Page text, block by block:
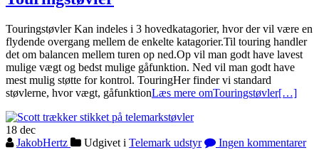
Touringstøvler Kan indeles i 3 hovedkatagorier, hvor der vil være en
flydende overgang mellem de enkelte katagorier.Til touring handler
det om balancen mellem turen op ned.Op vil man godt have lavest
mulige vægt og bedst mulige gåfunktion. Ned vil man godt have
mest mulig støtte for kontrol. TouringHer finder vi standard
støvlerne, hvor vægt, gåfunktionLæs mere omTouringstøvler[…]
18 dec
JakobHertz
Udgivet i Telemark udstyr Ingen kommentarer